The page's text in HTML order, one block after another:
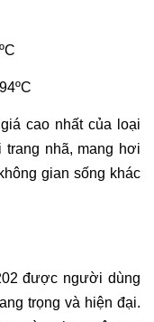
cao nhất của loại
nhã, mang hơi
gian sống khác
được người dùng
trọng và hiện đại.